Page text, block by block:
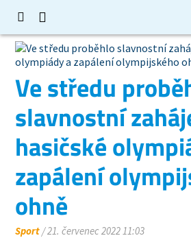
Ve středu
slavnostní
hasičské
zapálení
ohně
Sport/ 21. červenec 2022 11:03